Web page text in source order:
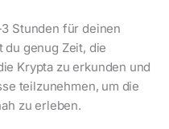
Stunden für deinen
du genug Zeit, die
Krypta zu erkunden und
teilzunehmen, um die
zu erleben.